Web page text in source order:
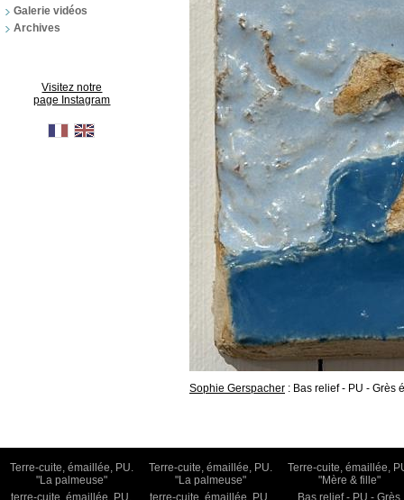
Galerie vidéos
Archives
Visitez notre
page Instagram
Sophie Gerspacher : Bas relief - PU - Grès
Terre-cuite, émaillée, PU.
"La palmeuse"
Terre-cuite, émaillée, PU.
"La palmeuse"
Terre-cuite, émaillée,
"Mère & fille"
terre-cuite, émaillée, PU.
terre-cuite, émaillée, PU.
Bas relief - PU - Grès